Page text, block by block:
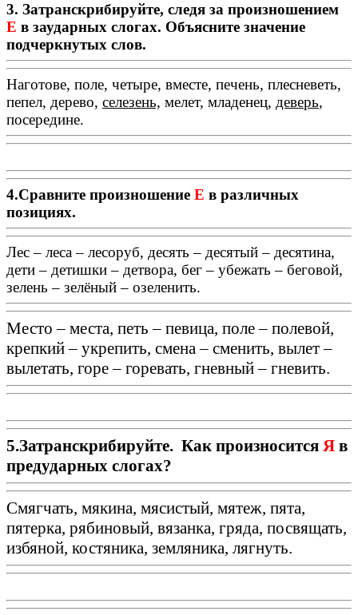
3. Затранскрибируйте, следя за произношением
Е в заударных слогах. Объясните значение
подчеркнутых слов.
Наготове, поле, четыре, вместе, печень, плесневеть,
пепел, дерево, селезень, мелет, младенец, деверь,
посередине.
4.Сравните произношение Е в различных
позициях.
Лес – леса – лесоруб, десять – десятый – десятина,
дети – детишки – детвора, бег – убежать – беговой,
зелень – зелёный – озеленить.
Место – места, петь – певица, поле – полевой,
крепкий – укрепить, смена – сменить, вылет –
вылетать, горе – горевать, гневный – гневить.
5.Затранскрибируйте. Как произносится Я в
предударных слогах?
Смягчать, мякина, мясистый, мятеж, пята,
пятерка, рябиновый, вязанка, гряда, посвящать,
избяной, костяника, земляника, лягнуть.